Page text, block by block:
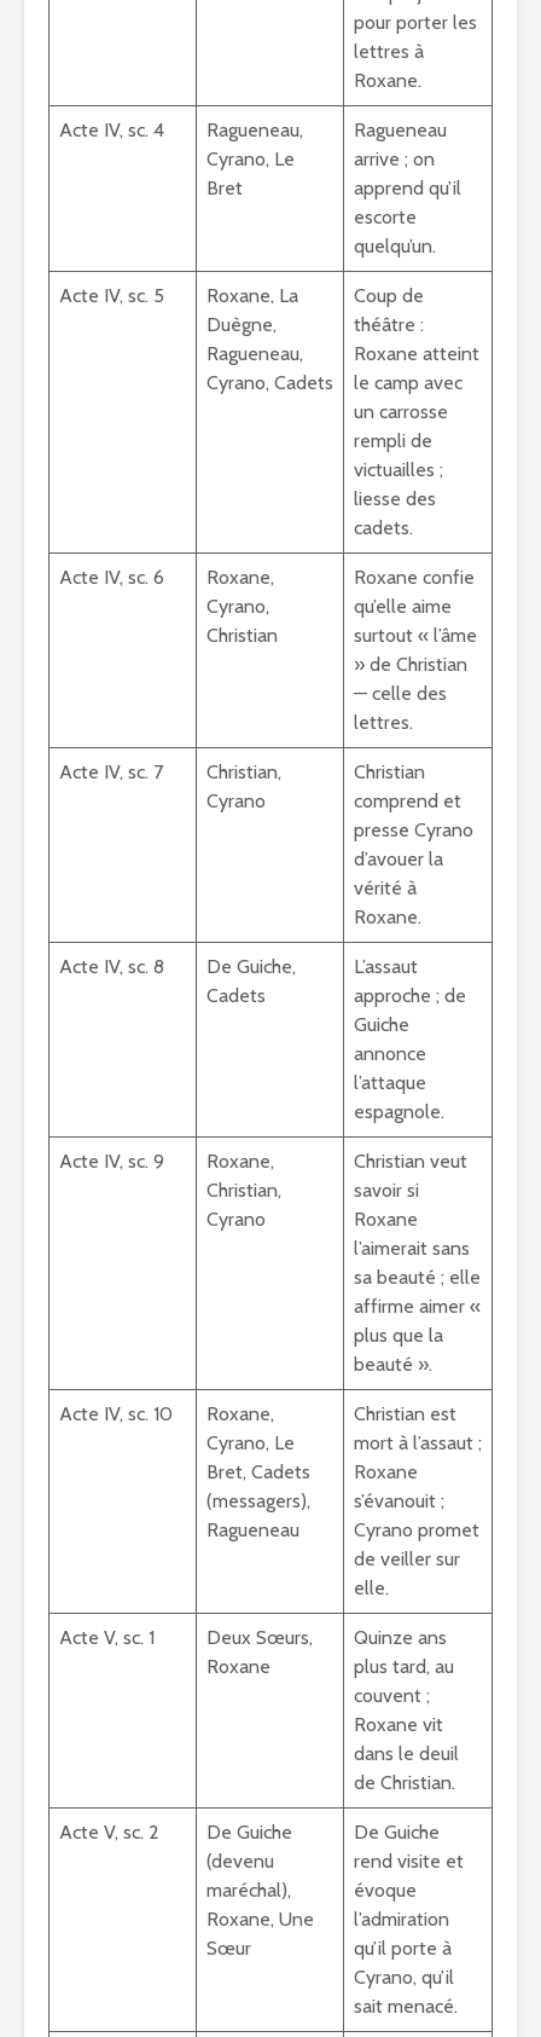
pour porter les
lettres à
Roxane.
Acte IV, sc. 4
Ragueneau,
Cyrano, Le
Bret
Ragueneau
arrive ; on
apprend qu’il
escorte
quelqu’un.
Acte IV, sc. 5
Roxane, La
Duègne,
Ragueneau,
Cyrano, Cadets
Coup de
théâtre :
Roxane atteint
le camp avec
un carrosse
rempli de
victuailles ;
liesse des
cadets.
Acte IV, sc. 6
Roxane,
Cyrano,
Christian
Roxane confie
qu’elle aime
surtout « l’âme
» de Christian
— celle des
lettres.
Acte IV, sc. 7
Christian,
Cyrano
Christian
comprend et
presse Cyrano
d’avouer la
vérité à
Roxane.
Acte IV, sc. 8
De Guiche,
Cadets
L’assaut
approche ; de
Guiche
annonce
l’attaque
espagnole.
Acte IV, sc. 9
Roxane,
Christian,
Cyrano
Christian veut
savoir si
Roxane
l’aimerait sans
sa beauté ; elle
affirme aimer «
plus que la
beauté ».
Acte IV, sc. 10
Roxane,
Cyrano, Le
Bret, Cadets
(messagers),
Ragueneau
Christian est
mort à l’assaut ;
Roxane
s’évanouit ;
Cyrano promet
de veiller sur
elle.
Acte V, sc. 1
Deux Sœurs,
Roxane
Quinze ans
plus tard, au
couvent ;
Roxane vit
dans le deuil
de Christian.
Acte V, sc. 2
De Guiche
(devenu
maréchal),
Roxane, Une
Sœur
De Guiche
rend visite et
évoque
l’admiration
qu’il porte à
Cyrano, qu’il
sait menacé.